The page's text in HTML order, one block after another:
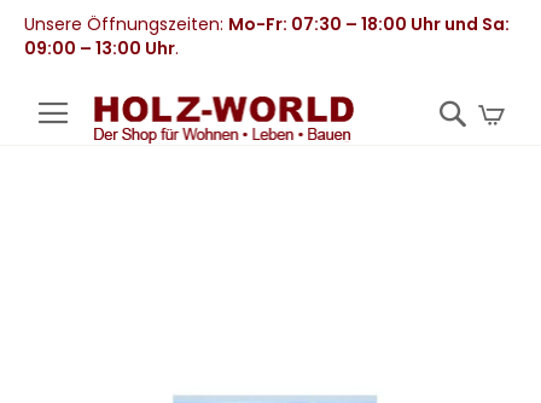
Unsere Öffnungszeiten: Mo-Fr: 07:30 – 18:00 Uhr und Sa:
09:00 – 13:00 Uhr.